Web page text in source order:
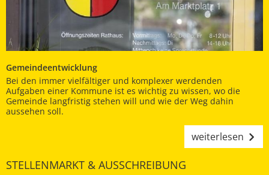
Gemeindeentwicklung
Bei den immer vielfältiger und komplexer werdenden
Aufgaben einer Kommune ist es wichtig zu wissen, wo die
Gemeinde langfristig stehen will und wie der Weg dahin
aussehen soll.
weiterlesen
STELLENMARKT & AUSSCHREIBUNG